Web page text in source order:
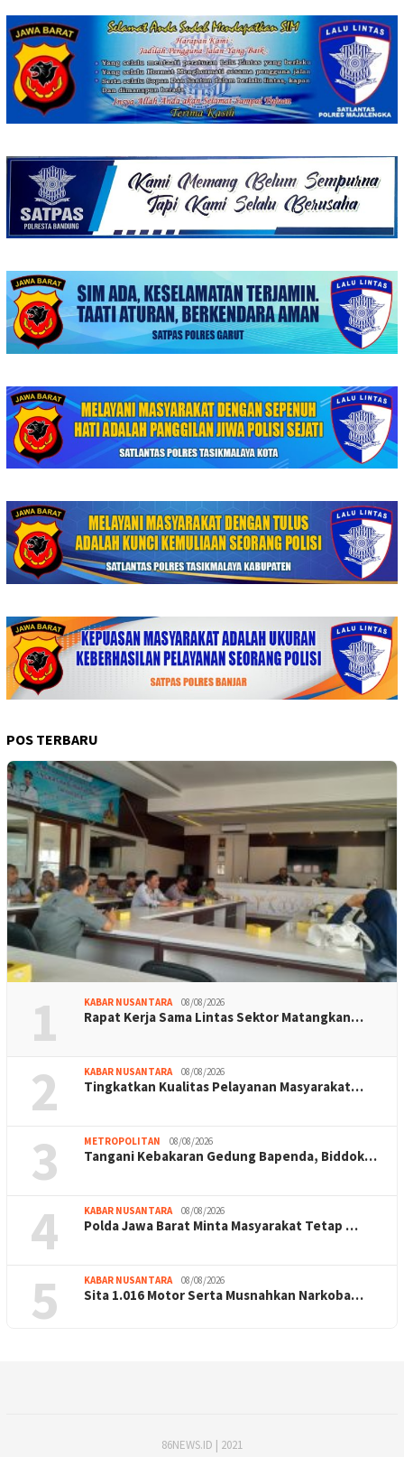
POS TERBARU
1 KABAR NUSANTARA 08/08/2026
Rapat Kerja Sama Lintas Sektor Matangkan…
2 KABAR NUSANTARA 08/08/2026
Tingkatkan Kualitas Pelayanan Masyarakat…
3 METROPOLITAN 08/08/2026
Tangani Kebakaran Gedung Bapenda, Biddok…
4 KABAR NUSANTARA 08/08/2026
Polda Jawa Barat Minta Masyarakat Tetap …
5 KABAR NUSANTARA 08/08/2026
Sita 1.016 Motor Serta Musnahkan Narkoba…
86NEWS.ID | 2021